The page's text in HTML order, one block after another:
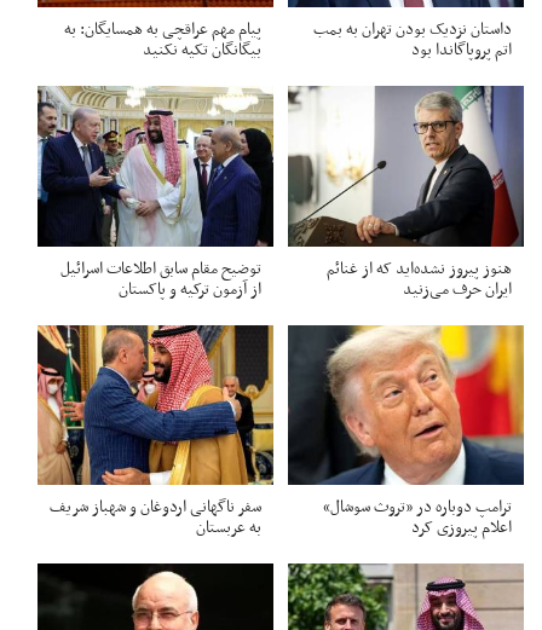
داستان نزدیک بودن تهران به بمب
اتم پروپاگاندا بود
پیام مهم عراقچی به همسایگان: به
بیگانگان تکیه نکنید
هنوز پیروز نشده‌اید که از غنائم
ایران حرف می‌زنید
توضیح مقام سابق اطلاعات اسرائیل
از آزمون ترکیه و پاکستان
ترامپ دوباره در «تروث سوشال»
اعلام پیروزی کرد
سفر ناگهانی اردوغان و شهباز شریف
به عربستان